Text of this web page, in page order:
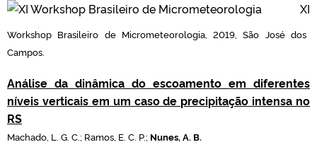
XI
Workshop Brasileiro de Micrometeorologia, 2019, São José dos
Campos.
Análise da dinâmica do escoamento em diferentes
níveis verticais em um caso de precipitação intensa no
RS
Machado, L. G. C.; Ramos, E. C. P.; Nunes, A. B.